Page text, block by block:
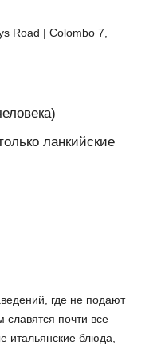
Road | Colombo 7,
ланкийские
где не подают
почти все
итальянские блюда,